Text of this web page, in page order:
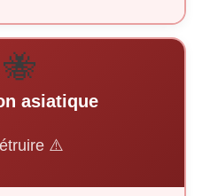
🐝
asiatique
⚠️